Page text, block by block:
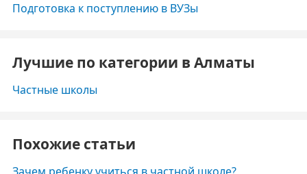
Подготовка к поступлению в ВУЗы
Лучшие по категории в Алматы
Частные школы
Похожие статьи